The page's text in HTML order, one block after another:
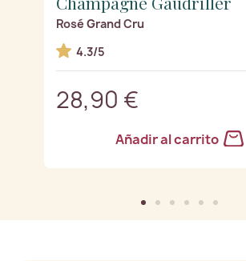
Rosé Grand Cru
4.3/5
28,90 €
Añadir al carrito